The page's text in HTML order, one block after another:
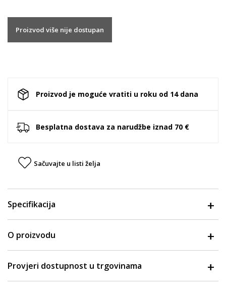
Proizvod više nije dostupan
Proizvod je moguće vratiti u roku od 14 dana
Besplatna dostava za narudžbe iznad 70 €
Sačuvajte u listi želja
Specifikacija
O proizvodu
Provjeri dostupnost u trgovinama